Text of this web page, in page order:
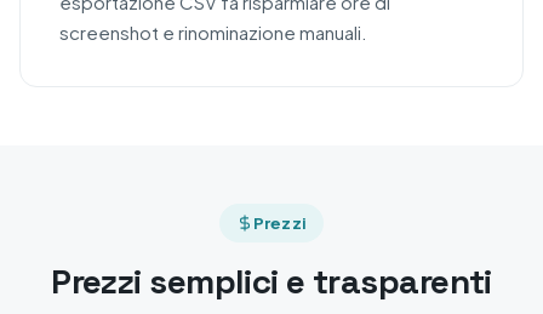
screenshot e rinominazione manuali.
Prezzi
Prezzi semplici e trasparenti